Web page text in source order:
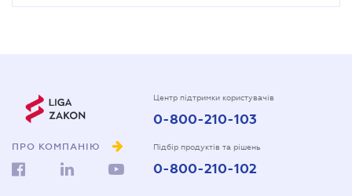
ПРО КОМПАНІЮ
Центр підтримки користувачів
0-800-210-103
Підбір продуктів та рішень
0-800-210-102